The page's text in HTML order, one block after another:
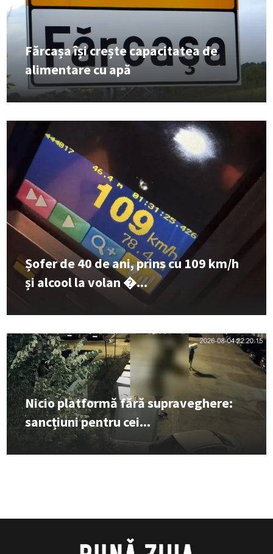
Fărcașa își crește capacitatea de
alimentare cu apă
Șofer de 40 de ani, prins cu 109 km/h
și alcool la volan �...
Nicio platformă fără supraveghere:
sancțiuni pentru cei...